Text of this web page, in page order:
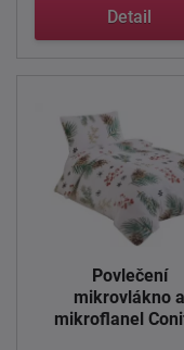
Detail
Povlečení
mikrovlákno a
mikroflanel